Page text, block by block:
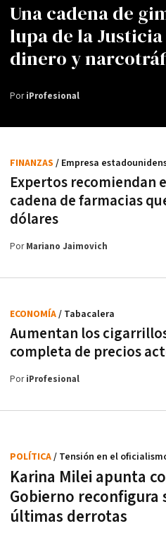
Una cadena de
lupa de la
dinero y
PoriProfesional
Expertos recomiendan
cadena de farmacias
dólares
FINANZAS / Empresa
PorMariano Jaimovich
Aumentan los
completa de precios
ECONOMÍA/ Tabacalera
PoriProfesional
Karina Milei apunta
Gobierno reconfigura
últimas derrotas
POLÍTICA/ Tensión en el